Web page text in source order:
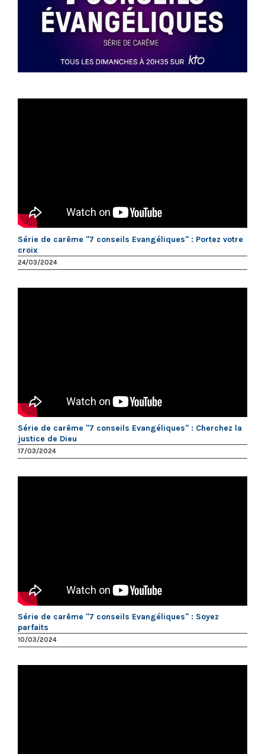
Série de carême "7 conseils Evangéliques" : Portez votre
croix
24/03/2024
Série de carême "7 conseils Evangéliques" : Cherchez la
justice de Dieu
17/03/2024
Série de carême "7 conseils Evangéliques" : Soyez
parfaits
10/03/2024